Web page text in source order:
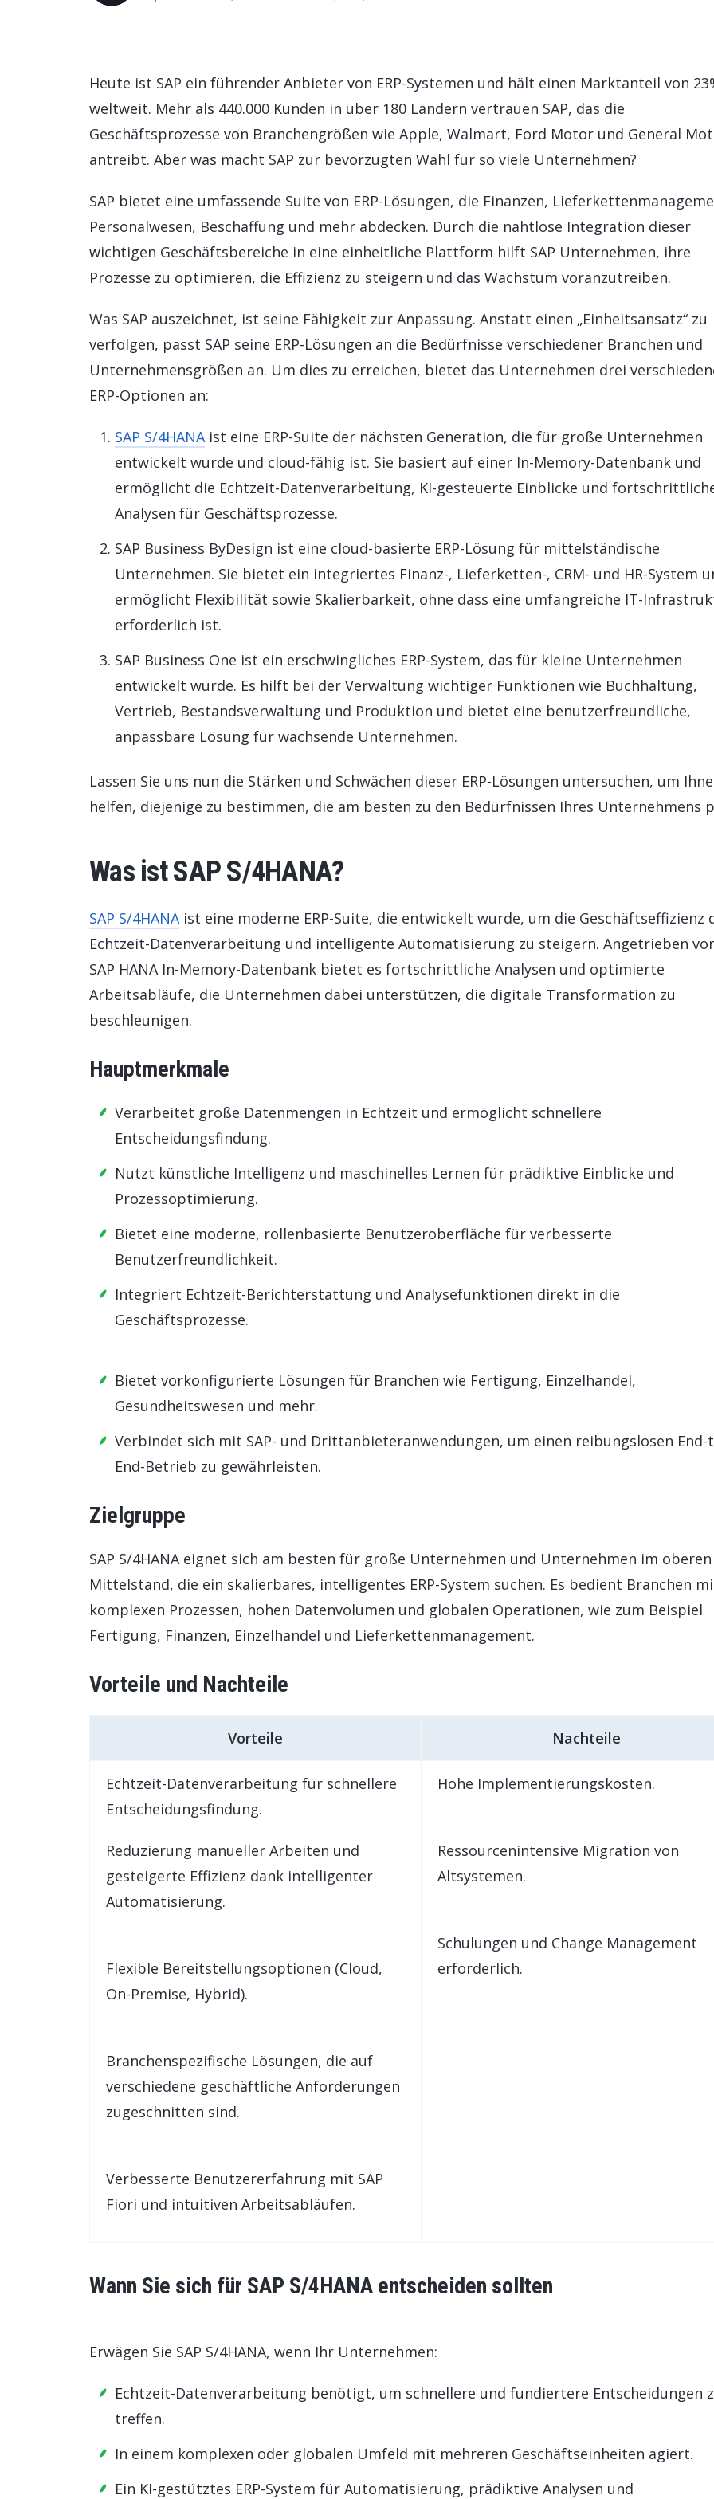
SAP BTP ABAP Environment
Nachhaltigkeitslösungen
Heute ist SAP ein führender Anbieter von ERP-Systemen und hält einen Marktanteil von
weltweit. Mehr als 440.000 Kunden in über 180 Ländern vertrauen SAP, das die
Geschäftsprozesse von Branchengrößen wie Apple, Walmart, Ford Motor und General
antreibt. Aber was macht SAP zur bevorzugten Wahl für so viele Unternehmen?
SAP bietet eine umfassende Suite von ERP-Lösungen, die Finanzen,
Personalwesen, Beschaffung und mehr abdecken. Durch die nahtlose Integration dieser
wichtigen Geschäftsbereiche in eine einheitliche Plattform hilft SAP Unternehmen, ihre
Prozesse zu optimieren, die Effizienz zu steigern und das Wachstum voranzutreiben.
Was SAP auszeichnet, ist seine Fähigkeit zur Anpassung. Anstatt einen „Einheitsansatz“ zu
verfolgen, passt SAP seine ERP-Lösungen an die Bedürfnisse verschiedener Branchen und
Unternehmensgrößen an. Um dies zu erreichen, bietet das Unternehmen drei
ERP-Optionen an:
SAP S/4HANAist eine ERP-Suite der nächsten Generation, die für große Unternehmen
entwickelt wurde und cloud-fähig ist. Sie basiert auf einer In-Memory-Datenbank und
ermöglicht die Echtzeit-Datenverarbeitung, KI-gesteuerte Einblicke und
Analysen für Geschäftsprozesse.
SAP Business ByDesign ist eine cloud-basierte ERP-Lösung für mittelständische
Unternehmen. Sie bietet ein integriertes Finanz-, Lieferketten-, CRM- und HR-System
ermöglicht Flexibilität sowie Skalierbarkeit, ohne dass eine umfangreiche IT-
erforderlich ist.
SAP Business One ist ein erschwingliches ERP-System, das für kleine Unternehmen
entwickelt wurde. Es hilft bei der Verwaltung wichtiger Funktionen wie Buchhaltung,
Vertrieb, Bestandsverwaltung und Produktion und bietet eine benutzerfreundliche,
anpassbare Lösung für wachsende Unternehmen.
Lassen Sie uns nun die Stärken und Schwächen dieser ERP-Lösungen untersuchen, um
helfen, diejenige zu bestimmen, die am besten zu den Bedürfnissen Ihres Unternehmens
Was ist SAP S/4HANA?
SAP S/4HANAist eine moderne ERP-Suite, die entwickelt wurde, um die Geschäftseffizienz
Echtzeit-Datenverarbeitung und intelligente Automatisierung zu steigern. Angetrieben
SAP HANA In-Memory-Datenbank bietet es fortschrittliche Analysen und optimierte
Arbeitsabläufe, die Unternehmen dabei unterstützen, die digitale Transformation zu
beschleunigen.
Hauptmerkmale
Verarbeitet große Datenmengen in Echtzeit und ermöglicht schnellere
Entscheidungsfindung.
Nutzt künstliche Intelligenz und maschinelles Lernen für prädiktive Einblicke und
Prozessoptimierung.
Bietet eine moderne, rollenbasierte Benutzeroberfläche für verbesserte
Benutzerfreundlichkeit.
Integriert Echtzeit-Berichterstattung und Analysefunktionen direkt in die
Geschäftsprozesse.
Bietet vorkonfigurierte Lösungen für Branchen wie Fertigung, Einzelhandel,
Gesundheitswesen und mehr.
Verbindet sich mit SAP- und Drittanbieteranwendungen, um einen reibungslosen End-
End-Betrieb zu gewährleisten.
Zielgruppe
SAP S/4HANA eignet sich am besten für große Unternehmen und Unternehmen im oberen
Mittelstand, die ein skalierbares, intelligentes ERP-System suchen. Es bedient Branchen
komplexen Prozessen, hohen Datenvolumen und globalen Operationen, wie zum Beispiel
Fertigung, Finanzen, Einzelhandel und Lieferkettenmanagement.
Vorteile und Nachteile
Vorteile Nachteile
Echtzeit-Datenverarbeitung für schnellere
Entscheidungsfindung.
Reduzierung manueller Arbeiten und
gesteigerte Effizienz dank intelligenter
Automatisierung.
Flexible Bereitstellungsoptionen (Cloud,
On-Premise, Hybrid).
Branchenspezifische Lösungen, die auf
verschiedene geschäftliche Anforderungen
zugeschnitten sind.
Verbesserte Benutzererfahrung mit SAP
Fiori und intuitiven Arbeitsabläufen.
Hohe Implementierungskosten.
Ressourcenintensive Migration von
Altsystemen.
Schulungen und Change Management
erforderlich.
Wann Sie sich für SAP S/4HANA entscheiden sollten
Erwägen Sie SAP S/4HANA, wenn Ihr Unternehmen:
Echtzeit-Datenverarbeitung benötigt, um schnellere und fundiertere Entscheidungen
treffen.
In einem komplexen oder globalen Umfeld mit mehreren Geschäftseinheiten agiert.
Ein KI-gestütztes ERP-System für Automatisierung, prädiktive Analysen und